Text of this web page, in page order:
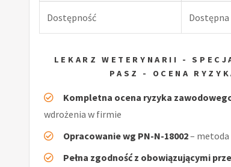
Dostępność Dostępna
LEKARZ WETERYNARII -
PASZ - OCENA
Kompletna ocena ryzyka
wdrożenia w firmie
Opracowanie wg PN-N-18002–
Pełna zgodność z obowiązującymi